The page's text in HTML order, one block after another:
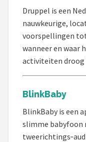
Druppel is een
nauwkeurige,
voorspellingen
wanneer en waar
activiteiten droog
BlinkBaby
BlinkBaby is een
slimme babyfoon